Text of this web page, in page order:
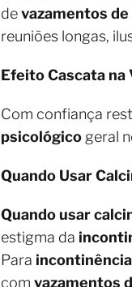
devazamentos
reuniões longas,
Efeito Cascata na
Com confiança
psicológico geral
Quando Usar
Quando usar
estigma da
Para
com vazamentos